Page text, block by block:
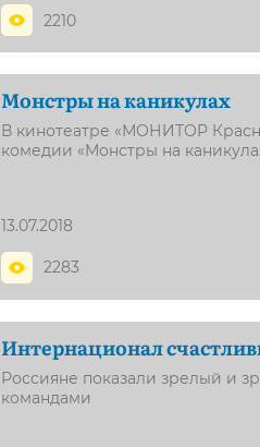
2210
Монстры на каникулах
В кинотеатре «МОНИТОР
комедии «Монстры на
13.07.2018
2283
Интернационал
Россияне показали зрелый и
командами